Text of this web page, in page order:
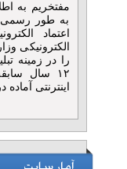
مفتخریم به
اعتماد
الکترونیکی
را در زمینه
۱۲ سال
اینترنتی